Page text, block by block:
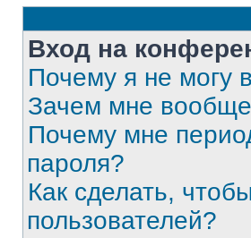
Вход на
Почему я не могу
Зачем мне вообще
Почему мне
пароля?
Как сделать,
пользователей?